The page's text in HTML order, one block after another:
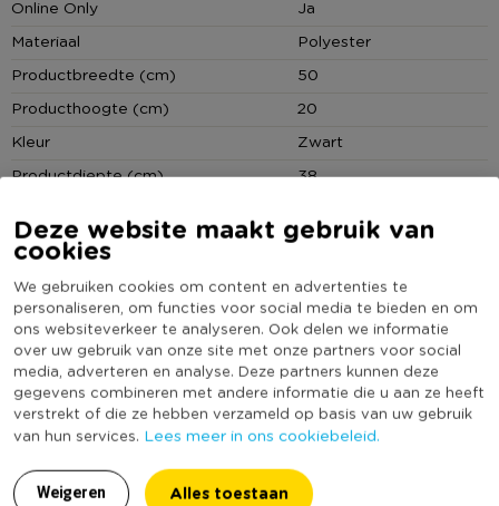
Deze website maakt gebruik van
cookies
We gebruiken cookies om content en advertenties te
personaliseren, om functies voor social media te bieden en om
ons websiteverkeer te analyseren. Ook delen we informatie
over uw gebruik van onze site met onze partners voor social
media, adverteren en analyse. Deze partners kunnen deze
gegevens combineren met andere informatie die u aan ze heeft
verstrekt of die ze hebben verzameld op basis van uw gebruik
van hun services. Lees meer in ons cookiebeleid.
Weigeren Alles toestaan
Online Only
Ja
Materiaal
Polyester
Productbreedte (cm)
50
Producthoogte (cm)
20
Kleur
Zwart
Productdiepte (cm)
38
Duurzaamheidsscore
(Nog) geen score
MEER UIT DEZE SERIE